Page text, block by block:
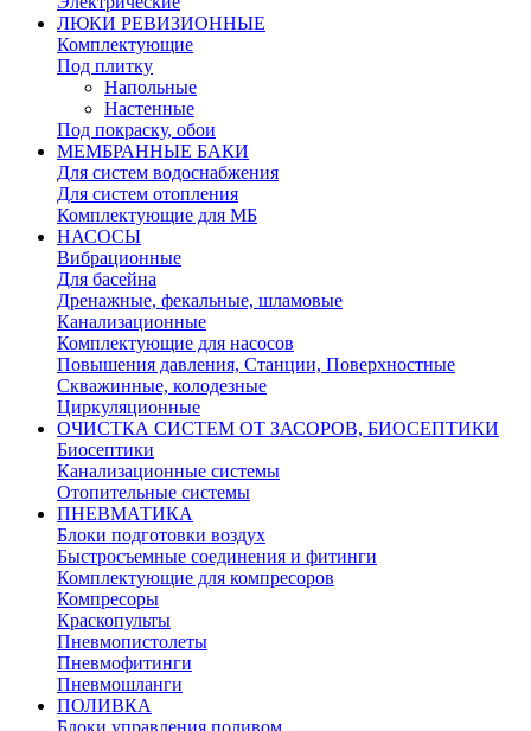
ЛЮКИ РЕВИЗИОННЫЕ
Комплектующие
Под плитку
Напольные
Настенные
Под покраску, обои
МЕМБРАННЫЕ БАКИ
Для систем водоснабжения
Для систем отопления
Комплектующие для МБ
НАСОСЫ
Вибрационные
Для басейна
Дренажные, фекальные, шламовые
Канализационные
Комплектующие для насосов
Повышения давления, Станции, Поверхностные
Скважинные, колодезные
Циркуляционные
ОЧИСТКА СИСТЕМ ОТ ЗАСОРОВ, БИОСЕПТИКИ
Биосептики
Канализационные системы
Отопительные системы
ПНЕВМАТИКА
Блоки подготовки воздух
Быстросъемные соединения и фитинги
Комплектующие для компресоров
Компресоры
Краскопульты
Пневмопистолеты
Пневмофитинги
Пневмошланги
ПОЛИВКА
Блоки управления поливом